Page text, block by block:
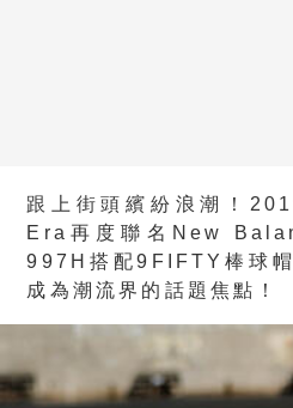
跟上街頭繽紛浪潮！
Era再度聯名New
997H搭配9FIFTY棒球
成為潮流界的話題焦點！